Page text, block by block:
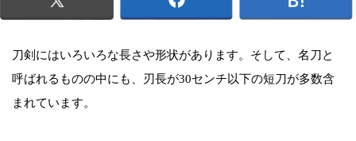
刀剣にはいろいろな長さや形状があります。そして、名刀と
呼ばれるものの中にも、刃長が30センチ以下の短刀が多数含
まれています。